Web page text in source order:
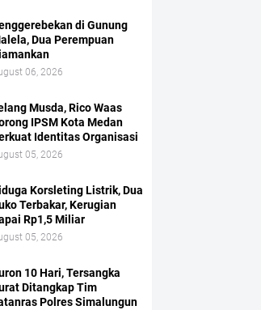
di Gunung
Dua Perempuan
06, 2026
Musda, Rico Waas
IPSM Kota Medan
Identitas Organisasi
05, 2026
Korsleting Listrik, Dua
Terbakar, Kerugian
Rp1,5 Miliar
05, 2026
10 Hari, Tersangka
Ditangkap Tim
Polres Simalungun